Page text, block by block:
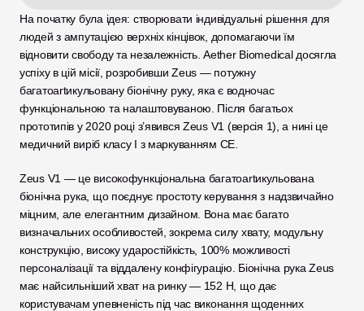
На початку була ідея: створювати індивідуальні рішення для
людей з ампутацією верхніх кінцівок, допомагаючи їм
відновити свободу та незалежність. Aether Biomedical досягла
успіху в цій місії, розробивши Zeus — потужну
багатоartикульовану біонічну руку, яка є водночас
функціональною та налаштовуваною. Після багатьох
прототипів у 2020 році з’явився Zeus V1 (версія 1), а нині це
медичний виріб класу I з маркуванням CE.
Zeus V1 — це високофункціональна багатоartикульована
біонічна рука, що поєднує простоту керування з надзвичайно
міцним, але елегантним дизайном. Вона має багато
визначальних особливостей, зокрема силу хвату, модульну
конструкцію, високу ударостійкість, 100% можливості
персоналізації та віддалену конфігурацію. Біонічна рука Zeus
має найсильніший хват на ринку — 152 Н, що дає
користувачам упевненість під час виконання щоденних